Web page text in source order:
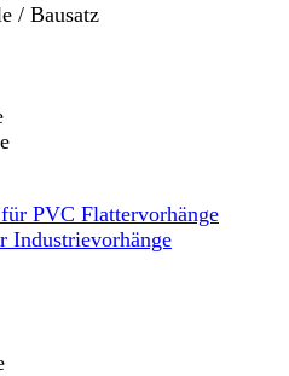
/ Bausatz
Industrievorhänge